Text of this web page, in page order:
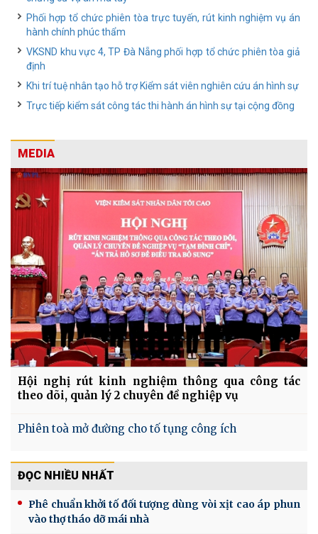
Phối hợp tổ chức phiên tòa trực tuyến, rút kinh nghiệm vụ án
hành chính phúc thẩm
VKSND khu vực 4, TP Đà Nẵng phối hợp tổ chức phiên tòa giả
định
Khi trí tuệ nhân tạo hỗ trợ Kiểm sát viên nghiên cứu án hình sự
Trực tiếp kiểm sát công tác thi hành án hình sự tại cộng đồng
MEDIA
Hội nghị rút kinh nghiệm thông qua công tác
theo dõi, quản lý 2 chuyên đề nghiệp vụ
Phiên toà mở đường cho tố tụng công ích
ĐỌC NHIỀU NHẤT
Phê chuẩn khởi tố đối tượng dùng vòi xịt cao áp phun
vào thợ tháo dỡ mái nhà